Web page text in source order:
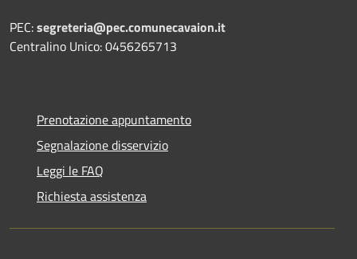
PEC:segreteria@pec.comunecavaion.it
Centralino Unico: 0456265713
Prenotazione appuntamento
Segnalazione disservizio
Leggi le FAQ
Richiesta assistenza